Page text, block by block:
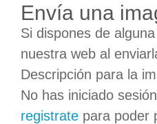
Envía una
Si dispones de
nuestra web al
Descripción para la
No has iniciado
registrate para poder